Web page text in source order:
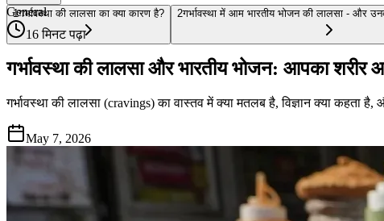
1गर्भावस्था की लालसा का क्या कारण है? 2गर्भावस्था में आम भारतीय भोजन की लालसा - और
General
16 मिनट पढ़ा
गर्भावस्था की लालसा और भारतीय भोजन: आपका शरीर
गर्भावस्था की लालसा (cravings) का वास्तव में क्या मतलब है, विज्ञान क्या
May 7, 2026